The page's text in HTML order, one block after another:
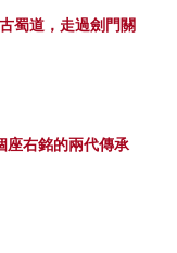
蜀道，走過劍門關
座右銘的兩代傳承